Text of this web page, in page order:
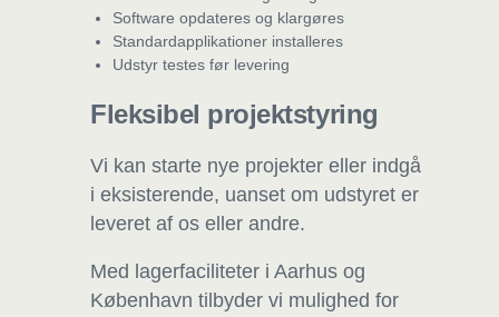
Software opdateres og klargøres
Standardapplikationer installeres
Udstyr testes før levering
Fleksibel projektstyring
Vi kan starte nye projekter eller indgå
i eksisterende, uanset om udstyret er
leveret af os eller andre.
Med lagerfaciliteter i Aarhus og
København tilbyder vi mulighed for